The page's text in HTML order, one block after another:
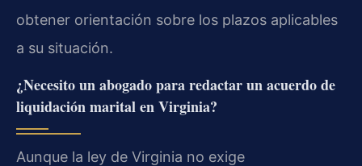
obtener orientación sobre los plazos aplicables
a su situación.
¿Necesito un abogado para redactar un acuerdo de
liquidación marital en Virginia?
Aunque la ley de Virginia no exige